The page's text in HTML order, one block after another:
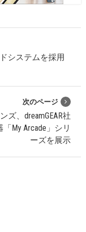
システムを採用
次のページ
ズ、dreamGEAR社
My Arcade」シリ
ーズを展示